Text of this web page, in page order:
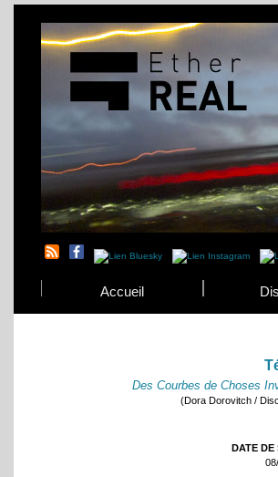
Accueil
Des Courbes de Choses
(Dora Dorovitch /
DATE DE